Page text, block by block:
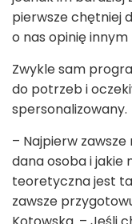
pierwsze chętniej
o nas opinię
Zwykle sam
do potrzeb i
spersonalizowany.
– Najpierw
dana osoba i jakie
teoretyczna jest
zawsze